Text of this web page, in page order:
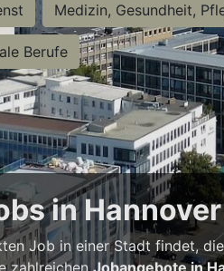
Medizin, Gesundheit,
Berufe
in
Job in einer Stadt findet,